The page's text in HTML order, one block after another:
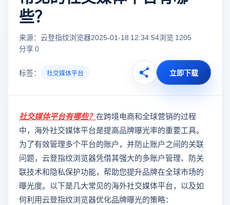
些？
来源：云登指纹浏览器2025-01-18 12:34:54浏览 1205
分享 0
标签： 社交媒体平台 立即下载
社交媒体平台有哪些？ 在跨境电商和全球营销的过程
中，海外社交媒体平台是提高品牌曝光率的重要工具。
为了有效管理多个平台的账户，并防止账户之间的关联
问题，云登指纹浏览器凭借其强大的多账户管理、防关
联技术和隐私保护功能，帮助您提升品牌在全球市场的
曝光度。以下是几大常见的海外社交媒体平台，以及如
何利用云登指纹浏览器优化品牌曝光的策略：